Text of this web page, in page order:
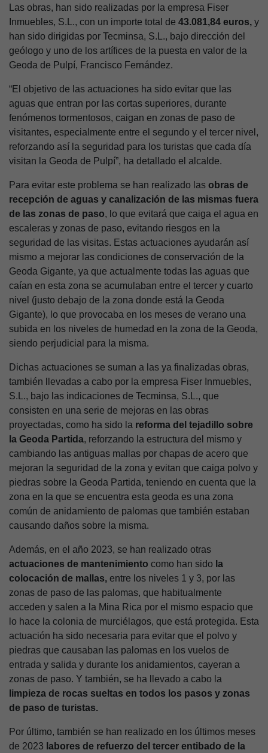
Las obras, han sido realizadas por la empresa Fiser
Inmuebles, S.L., con un importe total de 43.081,84 euros, y
han sido dirigidas por Tecminsa, S.L., bajo dirección del
geólogo y uno de los artífices de la puesta en valor de la
Geoda de Pulpí, Francisco Fernández.
“El objetivo de las actuaciones ha sido evitar que las
aguas que entran por las cortas superiores, durante
fenómenos tormentosos, caigan en zonas de paso de
visitantes, especialmente entre el segundo y el tercer nivel,
reforzando así la seguridad para los turistas que cada día
visitan la Geoda de Pulpí”, ha detallado el alcalde.
Para evitar este problema se han realizado las obras de
recepción de aguas y canalización de las mismas fuera
de las zonas de paso, lo que evitará que caiga el agua en
escaleras y zonas de paso, evitando riesgos en la
seguridad de las visitas. Estas actuaciones ayudarán así
mismo a mejorar las condiciones de conservación de la
Geoda Gigante, ya que actualmente todas las aguas que
caían en esta zona se acumulaban entre el tercer y cuarto
nivel (justo debajo de la zona donde está la Geoda
Gigante), lo que provocaba en los meses de verano una
subida en los niveles de humedad en la zona de la Geoda,
siendo perjudicial para la misma.
Dichas actuaciones se suman a las ya finalizadas obras,
también llevadas a cabo por la empresa Fiser Inmuebles,
S.L., bajo las indicaciones de Tecminsa, S.L., que
consisten en una serie de mejoras en las obras
proyectadas, como ha sido la reforma del tejadillo sobre
la Geoda Partida, reforzando la estructura del mismo y
cambiando las antiguas mallas por chapas de acero que
mejoran la seguridad de la zona y evitan que caiga polvo y
piedras sobre la Geoda Partida, teniendo en cuenta que la
zona en la que se encuentra esta geoda es una zona
común de anidamiento de palomas que también estaban
causando daños sobre la misma.
Además, en el año 2023, se han realizado otras
actuaciones de mantenimiento como han sido la
colocación de mallas, entre los niveles 1 y 3, por las
zonas de paso de las palomas, que habitualmente
acceden y salen a la Mina Rica por el mismo espacio que
lo hace la colonia de murciélagos, que está protegida. Esta
actuación ha sido necesaria para evitar que el polvo y
piedras que causaban las palomas en los vuelos de
entrada y salida y durante los anidamientos, cayeran a
zonas de paso. Y también, se ha llevado a cabo la
limpieza de rocas sueltas en todos los pasos y zonas
de paso de turistas.
Por último, también se han realizado en los últimos meses
de 2023 labores de refuerzo del tercer entibado de la